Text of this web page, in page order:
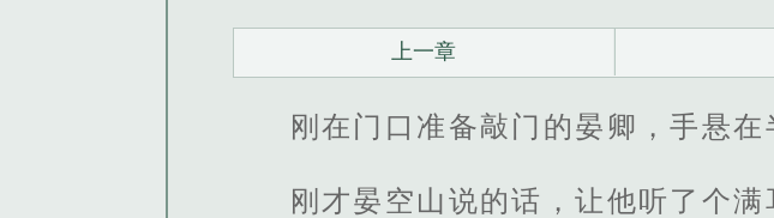
上一章
刚在门口准备敲门的晏卿，手悬在
刚才晏空山说的话，让他听了个满